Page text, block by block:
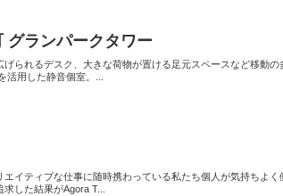
グランパークタワー
げられるデスク、大きな荷物が置ける足元スペースなど移動
活用した静音個室。...
エイティブな仕事に随時携わっている私たち個人が気持ちよ
した結果がAgora T...